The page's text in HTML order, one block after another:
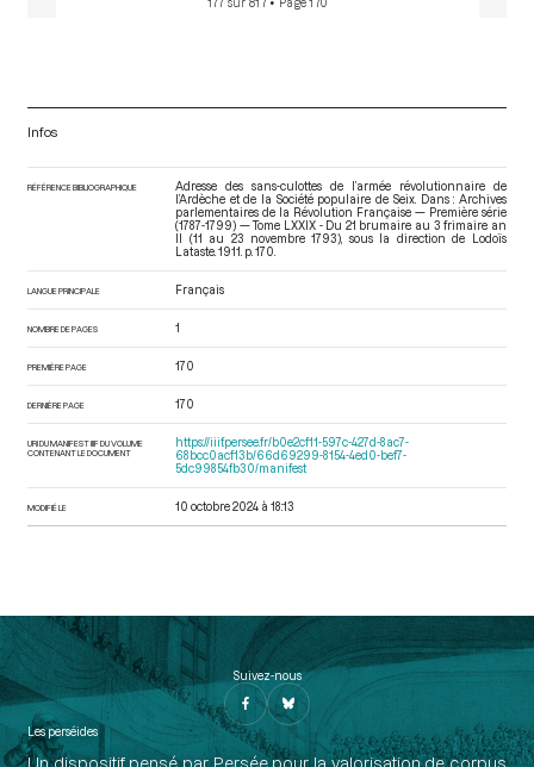
Infos
RÉFÉRENCE BIBLIOGRAPHIQUE
Adresse des sans-culottes de l’armée révolutionnaire de
l’Ardèche et de la Société populaire de Seix. Dans : Archives
parlementaires de la Révolution Française — Première série
(1787-1799) — Tome LXXIX - Du 21 brumaire au 3 frimaire an
II (11 au 23 novembre 1793) , sous la direction de Lodoïs
Lataste. 1911. p. 170.
LANGUE PRINCIPALE Français
NOMBRE DE PAGES 1
PREMIÈRE PAGE 170
DERNIÈRE PAGE 170
URI DU MANIFEST IIIF DU VOLUME
CONTENANT LE DOCUMENT
https://iiif.persee.fr/b0e2cf11-597c-427d-8ac7-
68bcc0acf13b/66d69299-8154-4ed0-bef7-
5dc99854fb30/manifest
MODIFIÉ LE 10 octobre 2024 à 18:13
Suivez-nous
Les perséides